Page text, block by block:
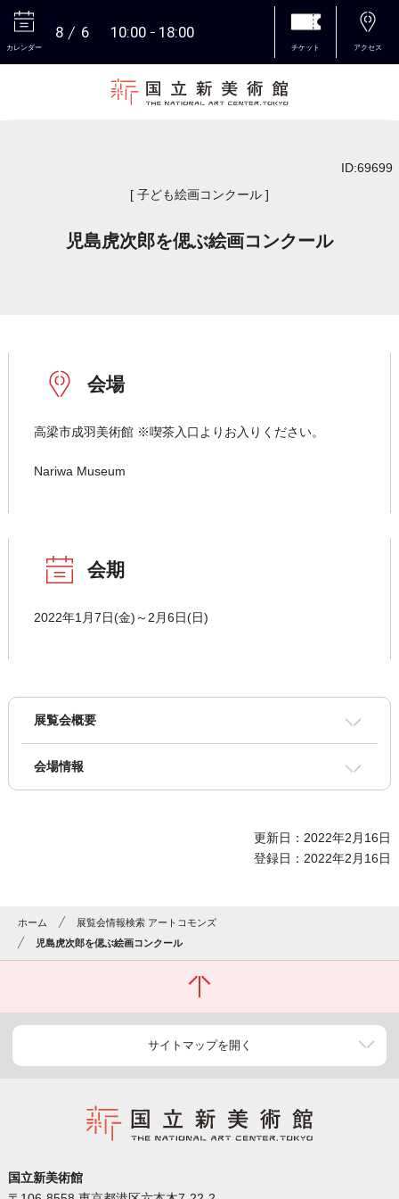
カレンダー
8 6 10:00 18:00
チケット アクセス
ID:69699
[ 子ども絵画コンクール ]
児島虎次郎を偲ぶ絵画コンクール
会場
高梁市成羽美術館 ※喫茶入口よりお入りください。
Nariwa Museum
会期
2022年1月7日(金)～2月6日(日)
展覧会概要
会場情報
更新日：2022年2月16日
登録日：2022年2月16日
ホーム
展覧会情報検索 アートコモンズ
児島虎次郎を偲ぶ絵画コンクール
サイトマップを開く
国立新美術館